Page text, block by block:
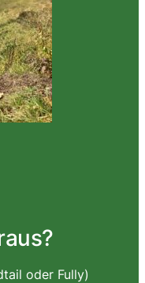
oder Fully)